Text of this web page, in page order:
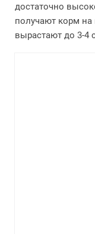
достаточно
получают корм на
вырастают до 3-4